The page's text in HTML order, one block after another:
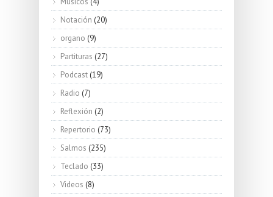
Notación (20)
organo (9)
Partituras (27)
Podcast (19)
Radio (7)
Reflexión (2)
Repertorio (73)
Salmos (235)
Teclado (33)
Videos (8)